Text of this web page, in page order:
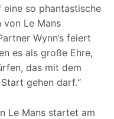
eine so phantastische
von Le Mans
Wynn’s feiert
es als große Ehre,
das mit dem
gehen darf.“
Le Mans startet am